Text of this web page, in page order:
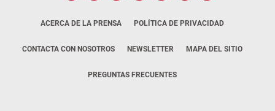
ACERCA DE LA PRENSA POLÍTICA DE PRIVACIDAD
CONTACTA CON NOSOTROS NEWSLETTER MAPA DEL SITIO
PREGUNTAS FRECUENTES